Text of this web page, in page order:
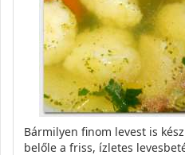
Bármilyen finom levest is
belőle a friss, ízletes